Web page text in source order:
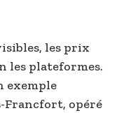
les prix
les plateformes.
exemple
Francfort, opéré